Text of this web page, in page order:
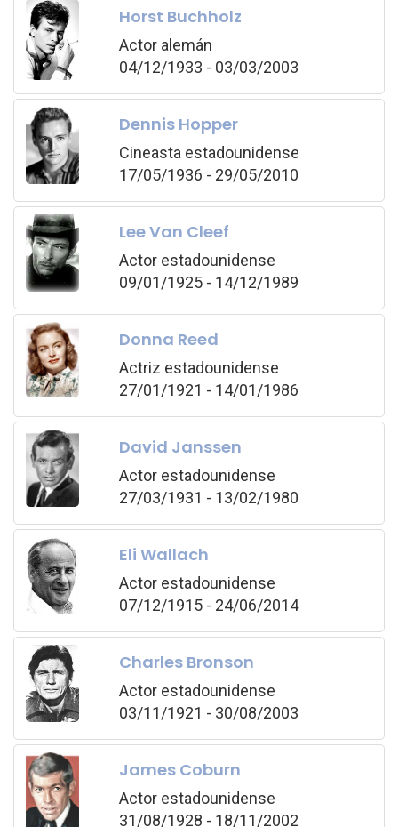
Horst Buchholz
Actor alemán
04/12/1933 - 03/03/2003
Dennis Hopper
Cineasta estadounidense
17/05/1936 - 29/05/2010
Lee Van Cleef
Actor estadounidense
09/01/1925 - 14/12/1989
Donna Reed
Actriz estadounidense
27/01/1921 - 14/01/1986
David Janssen
Actor estadounidense
27/03/1931 - 13/02/1980
Eli Wallach
Actor estadounidense
07/12/1915 - 24/06/2014
Charles Bronson
Actor estadounidense
03/11/1921 - 30/08/2003
James Coburn
Actor estadounidense
31/08/1928 - 18/11/2002